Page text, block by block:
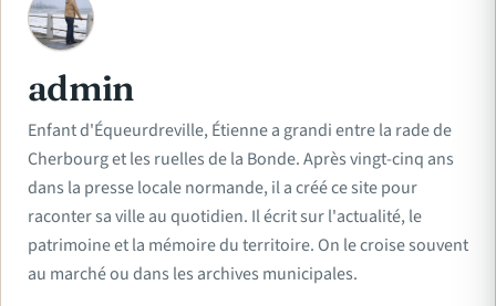
A
admin
Enfant d'Équeurdreville, Étienne a grandi entre la rade de
Cherbourg et les ruelles de la Bonde. Après vingt-cinq ans
dans la presse locale normande, il a créé ce site pour
raconter sa ville au quotidien. Il écrit sur l'actualité, le
patrimoine et la mémoire du territoire. On le croise souvent
au marché ou dans les archives municipales.